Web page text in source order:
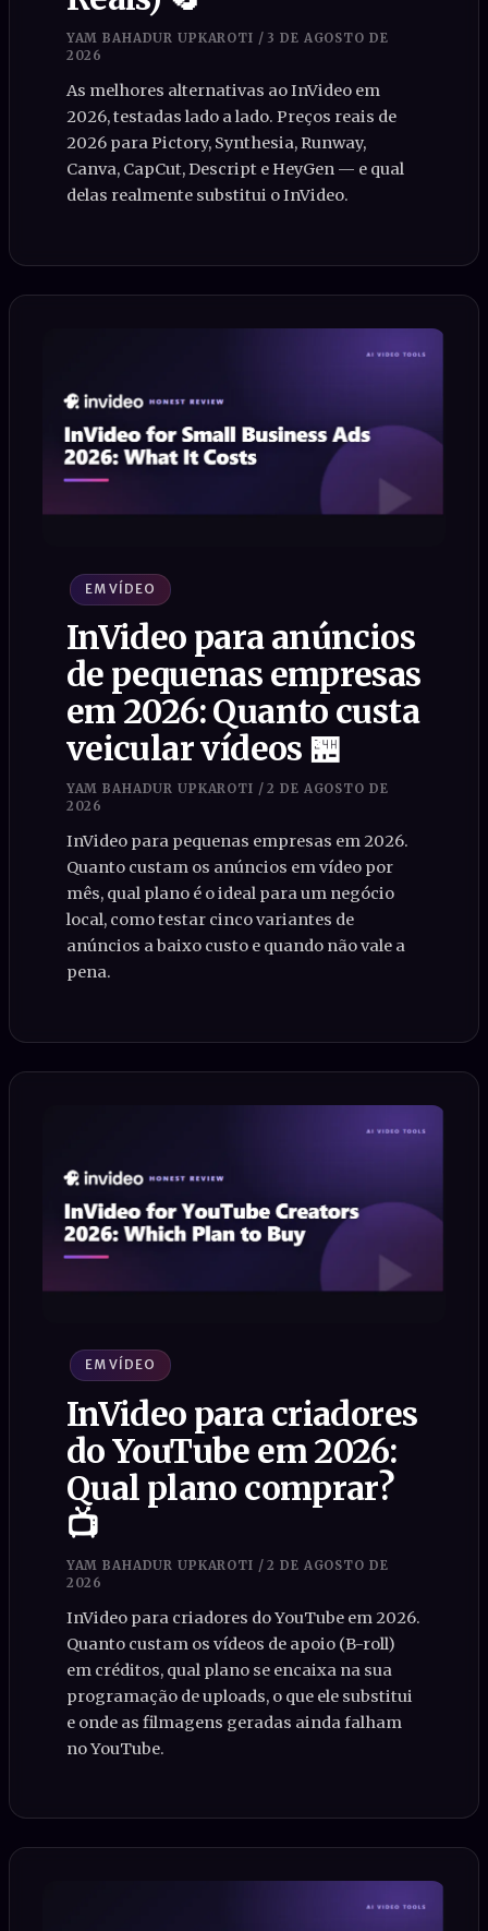
YAM BAHADUR UPKAROTI / 3 DE AGOSTO DE
2026
As melhores alternativas ao InVideo em
2026, testadas lado a lado. Preços reais de
2026 para Pictory, Synthesia, Runway,
Canva, CapCut, Descript e HeyGen — e qual
delas realmente substitui o InVideo.
EM VÍDEO
InVideo para anúncios
de pequenas empresas
em 2026: Quanto custa
veicular vídeos 🏪
YAM BAHADUR UPKAROTI /2 DE AGOSTO DE
2026
InVideo para pequenas empresas em 2026.
Quanto custam os anúncios em vídeo por
mês, qual plano é o ideal para um negócio
local, como testar cinco variantes de
anúncios a baixo custo e quando não vale a
pena.
EM VÍDEO
InVideo para criadores
do YouTube em 2026:
Qual plano comprar?
📺
YAM BAHADUR UPKAROTI /2 DE AGOSTO DE
2026
InVideo para criadores do YouTube em 2026.
Quanto custam os vídeos de apoio (B-roll)
em créditos, qual plano se encaixa na sua
programação de uploads, o que ele substitui
e onde as filmagens geradas ainda falham
no YouTube.